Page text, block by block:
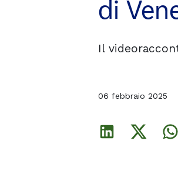
di
Il
06 febbraio 2025
di
Il
06 febbraio 2025
di
Il
06 febbraio 2025